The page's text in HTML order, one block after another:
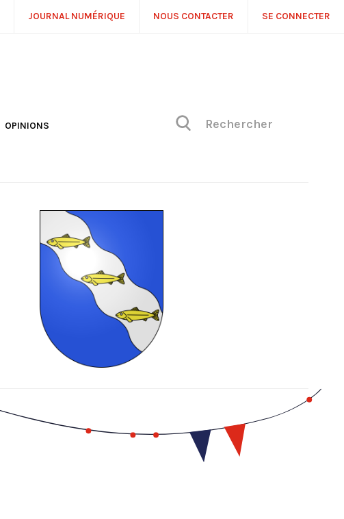
JOURNAL NUMÉRIQUE NOUS CONTACTER SE CONNECTER
OPINIONS